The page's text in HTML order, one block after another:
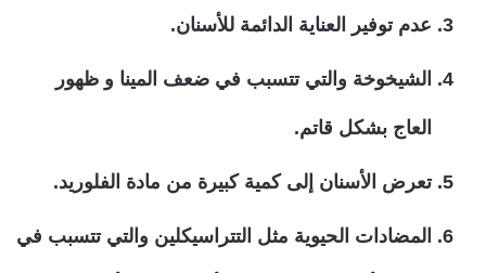
عدم توفير العناية الدائمة للأسنان.
الشيخوخة والتي تتسبب في ضعف المينا و ظهور
العاج بشكل قاتم.
تعرض الأسنان إلى كمية كبيرة من مادة الفلوريد.
المضادات الحيوية مثل التتراسيكلين والتي تتسبب في